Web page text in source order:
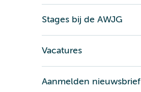
Stages bij de AWJG
Vacatures
Aanmelden nieuwsbrief